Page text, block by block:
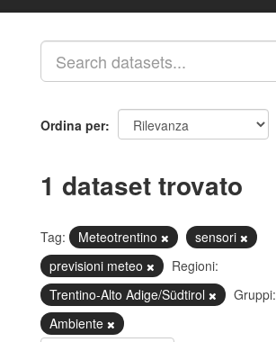
Ordina per
1 dataset trovato
Tag: Meteotrentino
sensori
previsioni meteo
Regioni:
Trentino-Alto Adige/Südtirol
Gruppi:
Ambiente